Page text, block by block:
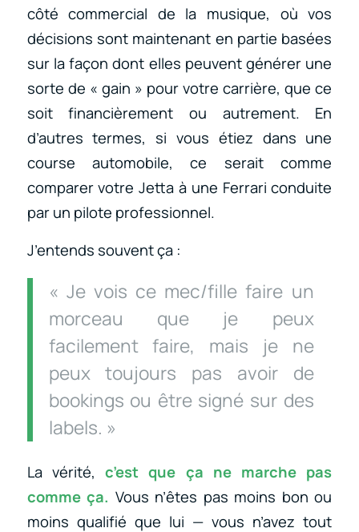
côté commercial de la musique, où vos
décisions sont maintenant en partie basées
sur la façon dont elles peuvent générer une
sorte de « gain » pour votre carrière, que ce
soit financièrement ou autrement. En
d’autres termes, si vous étiez dans une
course automobile, ce serait comme
comparer votre Jetta à une Ferrari conduite
par un pilote professionnel.
J’entends souvent ça :
« Je vois ce mec/fille faire un
morceau que je peux
facilement faire, mais je ne
peux toujours pas avoir de
bookings ou être signé sur des
labels. »
La vérité,c’est que ça ne marche pas
comme ça. Vous n’êtes pas moins bon ou
moins qualifié que lui — vous n’avez tout